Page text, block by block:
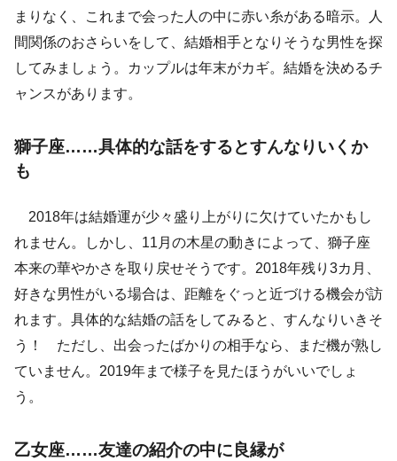
まりなく、これまで会った人の中に赤い糸がある暗示。人
間関係のおさらいをして、結婚相手となりそうな男性を探
してみましょう。カップルは年末がカギ。結婚を決めるチ
ャンスがあります。
獅子座……具体的な話をするとすんなりいくか
も
2018年は結婚運が少々盛り上がりに欠けていたかもし
れません。しかし、11月の木星の動きによって、獅子座
本来の華やかさを取り戻せそうです。2018年残り3カ月、
好きな男性がいる場合は、距離をぐっと近づける機会が訪
れます。具体的な結婚の話をしてみると、すんなりいきそ
う！ ただし、出会ったばかりの相手なら、まだ機が熟し
ていません。2019年まで様子を見たほうがいいでしょ
う。
乙女座……友達の紹介の中に良縁が